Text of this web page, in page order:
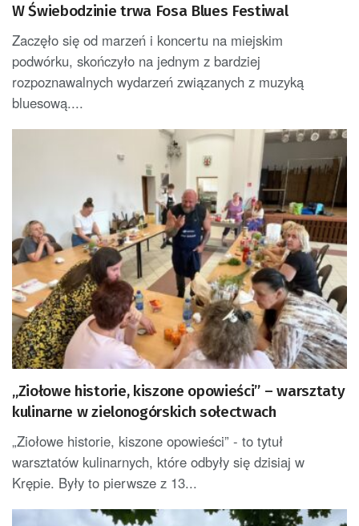
W Świebodzinie trwa Fosa Blues Festiwal
Zaczęło się od marzeń i koncertu na miejskim
podwórku, skończyło na jednym z bardziej
rozpoznawalnych wydarzeń związanych z muzyką
bluesową....
„Ziołowe historie, kiszone opowieści” – warsztaty
kulinarne w zielonogórskich sołectwach
„Ziołowe historie, kiszone opowieści” - to tytuł
warsztatów kulinarnych, które odbyły się dzisiaj w
Krępie. Były to pierwsze z 13...